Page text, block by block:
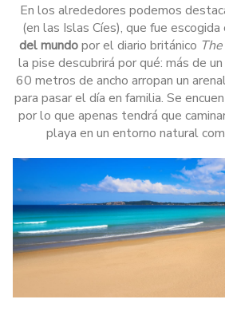
En los alrededores podemos
(en las Islas Cíes), que fue escogida
del mundopor el diario británico
la pise descubrirá por qué: más de
60 metros de ancho arropan un
para pasar el día en familia. Se
por lo que apenas tendrá que
playa en un entorno natural